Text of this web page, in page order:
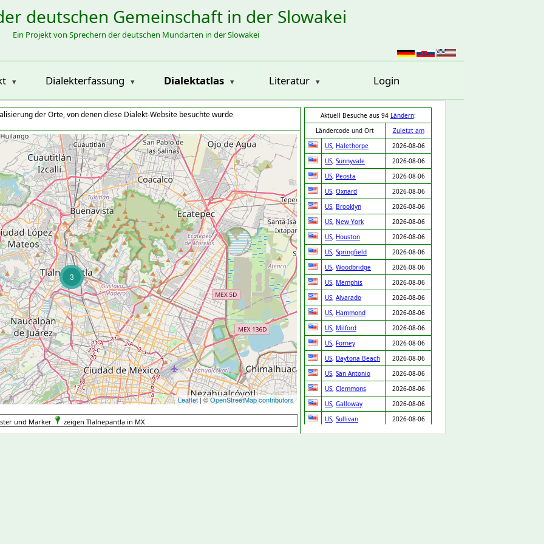
deutschen Gemeinschaft in der Slowakei
Ein Projekt von Sprechern der deutschen Mundarten in der Slowakei
Dialekterfassung Dialektatlas Literatur Login
der Orte, von denen diese Dialekt-Website besuchte wurde
3
Leaflet| ©OpenStreetMap contributors
Aktuell Besuche aus 94 Ländern:
Ländercode und Ort
Zuletzt am
US, Halethorpe
2026-08-06
US, Sunnyvale
2026-08-06
US, Peosta
2026-08-06
US, Oxnard
2026-08-06
US, Brooklyn
2026-08-06
US, New York
2026-08-06
US, Houston
2026-08-06
US, Springfield
2026-08-06
US, Woodbridge
2026-08-06
US, Memphis
2026-08-06
US, Alvarado
2026-08-06
US, Hammond
2026-08-06
US, Milford
2026-08-06
US, Forney
2026-08-06
US, Daytona Beach
2026-08-06
US, San Antonio
2026-08-06
US, Clemmons
2026-08-06
US, Galloway
2026-08-06
US, Sullivan
2026-08-06
US,Saint Charles
2026-08-06
und Marker zeigen Tlalnepantla in MX